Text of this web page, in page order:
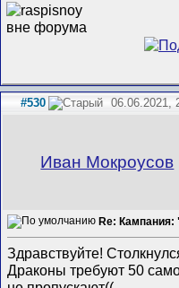
#530 06.06.2021,
Иван Мокроусов
Re: Кампания:
Здравствуйте!
Драконы требуют 50